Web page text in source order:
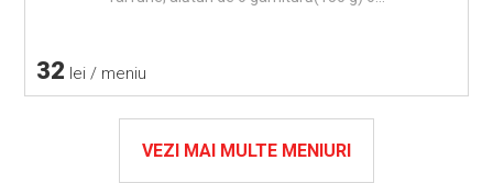
32 lei / meniu
VEZI MAI MULTE MENIURI